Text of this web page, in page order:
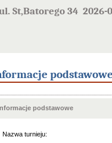
St,Batorego 34 2026-
podstawowe
Nazwa turnieju: